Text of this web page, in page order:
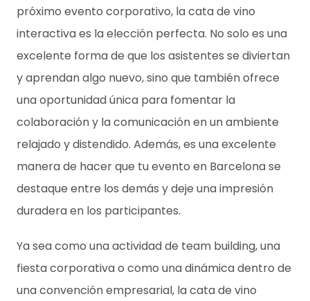
próximo evento corporativo, la cata de vino
interactiva es la elección perfecta. No solo es una
excelente forma de que los asistentes se diviertan
y aprendan algo nuevo, sino que también ofrece
una oportunidad única para fomentar la
colaboración y la comunicación en un ambiente
relajado y distendido. Además, es una excelente
manera de hacer que tu evento en Barcelona se
destaque entre los demás y deje una impresión
duradera en los participantes.
Ya sea como una actividad de team building, una
fiesta corporativa o como una dinámica dentro de
una convención empresarial, la cata de vino